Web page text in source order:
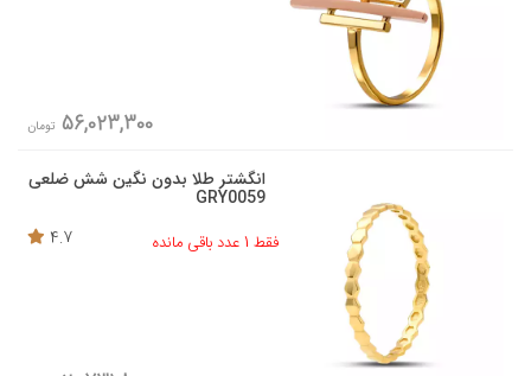
56,023,300 تومان
انگشتر طلا بدون نگین شش ضلعی
GRY0059
فقط 1 عدد باقی مانده
4.7